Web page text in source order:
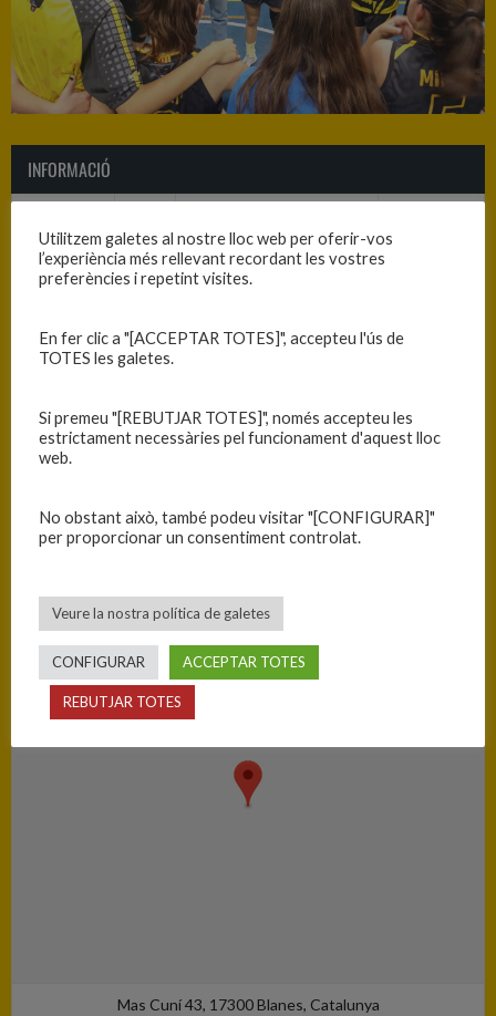
INFORMACIÓ
13/11/2021 16:00
C.C. Júnior Fem. 1r Any -
Primera Fase - Grup 2
RESULTATS
C.B. Blanes 56
Blanes - Ciutat Esportiva Blanes
Mas Cuní 43, 17300 Blanes, Catalunya
Utilitzem galetes al nostre lloc web per oferir-vos
l’experiència més rellevant recordant les vostres
preferències i repetint visites.
En fer clic a "[ACCEPTAR TOTES]", accepteu l'ús de
TOTES les galetes.
Si premeu "[REBUTJAR TOTES]", només accepteu les
estrictament necessàries pel funcionament d'aquest lloc
web.
No obstant això, també podeu visitar "[CONFIGURAR]"
per proporcionar un consentiment controlat.
Veure la nostra política de galetes
CONFIGURAR ACCEPTAR TOTES
REBUTJAR TOTES